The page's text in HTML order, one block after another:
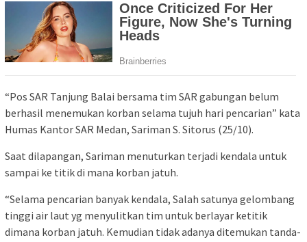
“Pos SAR Tanjung Balai bersama tim SAR gabungan belum
berhasil menemukan korban selama tujuh hari pencarian” kata
Humas Kantor SAR Medan, Sariman S. Sitorus (25/10).
Saat dilapangan, Sariman menuturkan terjadi kendala untuk
sampai ke titik di mana korban jatuh.
“Selama pencarian banyak kendala, Salah satunya gelombang
tinggi air laut yg menyulitkan tim untuk berlayar ketitik
dimana korban jatuh. Kemudian tidak adanya ditemukan tanda-